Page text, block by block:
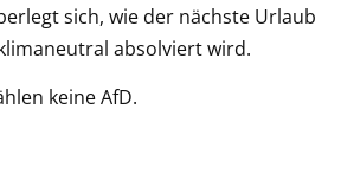
sich, wie der nächste Urlaub
absolviert wird.
keine AfD.